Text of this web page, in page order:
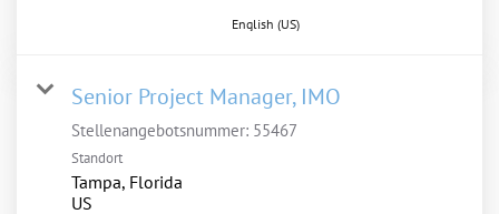
English (US)
Senior Project Manager, IMO
Stellenangebotsnummer: 55467
Standort
Tampa, Florida